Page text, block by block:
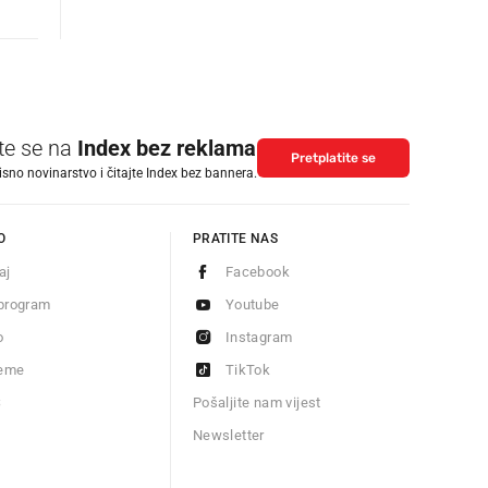
se na Index bez reklama
novinarstvo i čitajte Index bez bannera.
Pretplatite se
PRATITE NAS
Facebook
Youtube
Instagram
TikTok
Pošaljite nam vijest
Newsletter